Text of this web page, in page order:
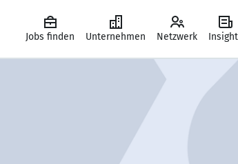
Jobs finden Unternehmen Netzwerk